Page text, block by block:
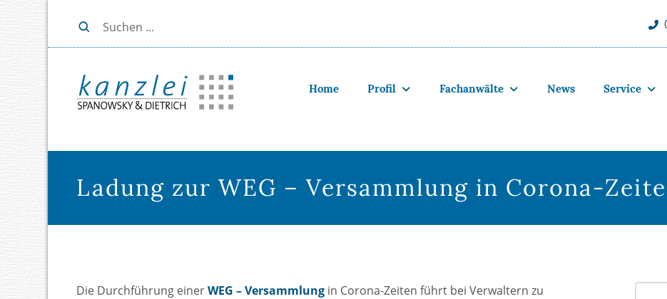
Home Profil Fachanwälte News Service
Ladung zur WEG – Versammlung in Corona-
Die Durchführung einerWEG – Versammlung in Corona-Zeiten führt bei Verwaltern zu